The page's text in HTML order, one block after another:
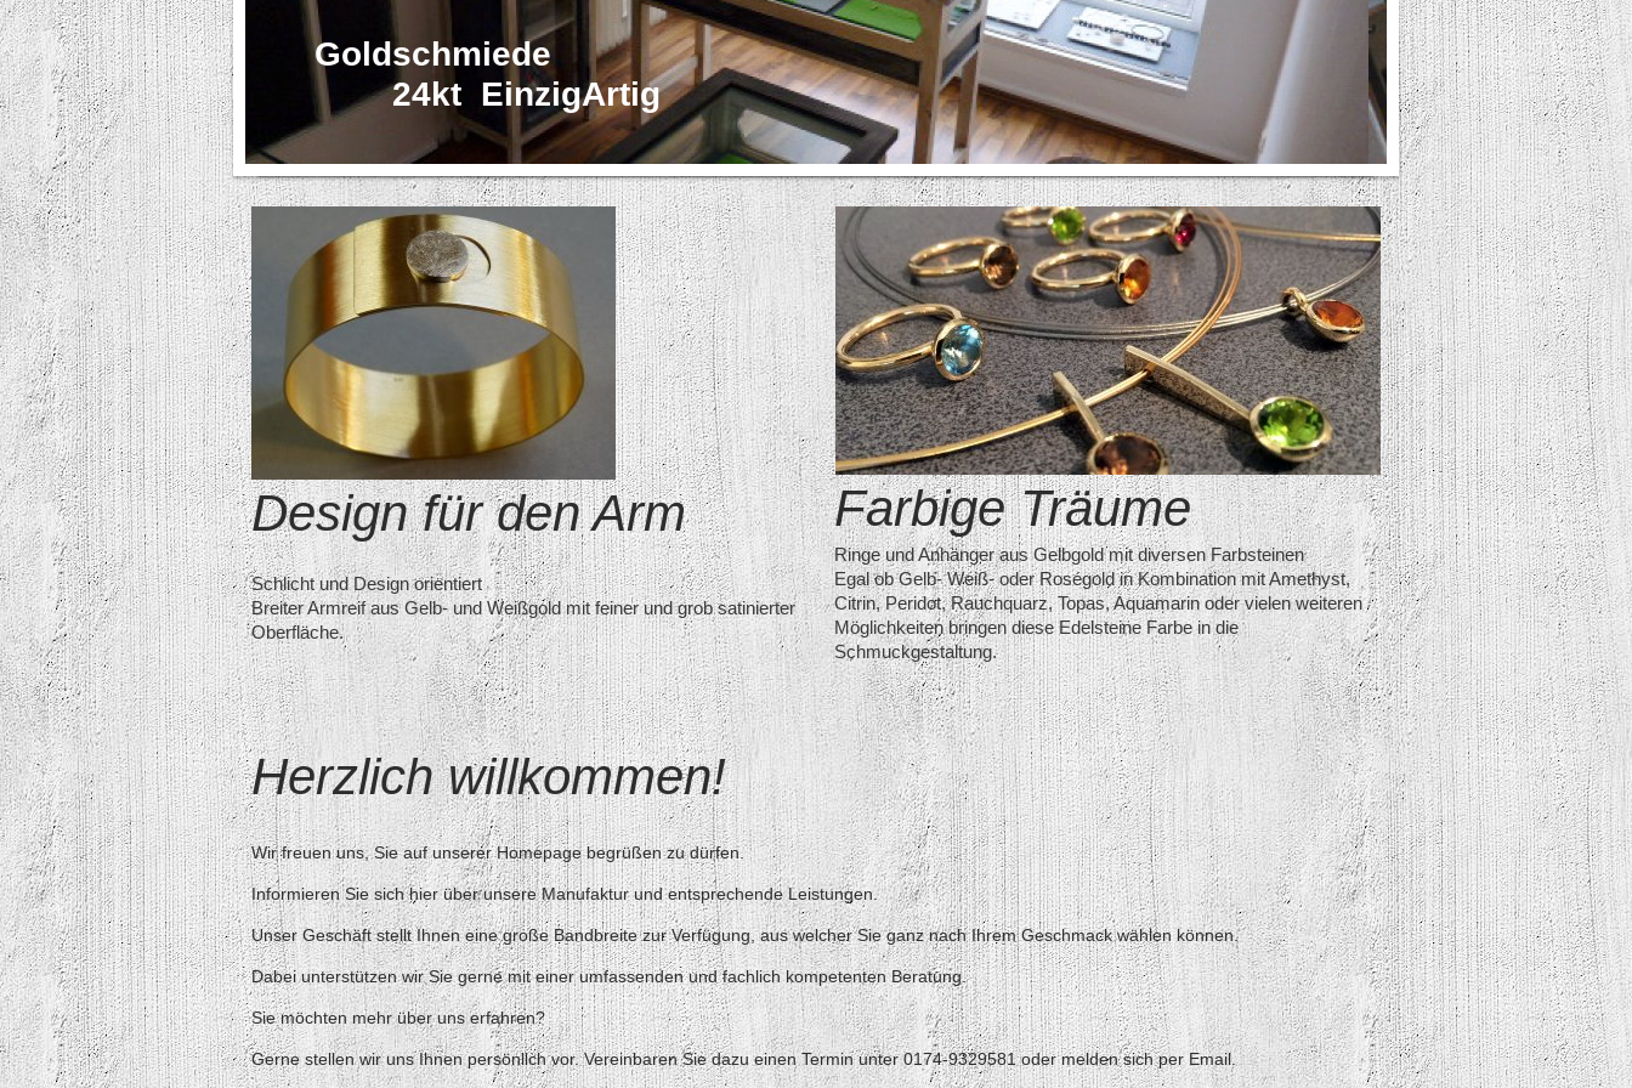
Goldschmiede
24kt EinzigArtig
Design für den Arm
Schlicht und Design orientiert
Breiter Armreif aus Gelb- und Weißgold mit feiner und grob satinierter
Oberfläche.
Farbige Träume
Ringe und Anhänger aus Gelbgold mit diversen Farbsteinen
Egal ob Gelb- Weiß- oder Roségold in Kombination mit Amethyst,
Citrin, Peridot, Rauchquarz, Topas, Aquamarin oder vielen weiteren
Möglichkeiten bringen diese Edelsteine Farbe in die
Schmuckgestaltung.
Herzlich willkommen!
Wir freuen uns, Sie auf unserer Homepage begrüßen zu dürfen.
Informieren Sie sich hier über unsere Manufaktur und entsprechende Leistungen.
Unser Geschäft stellt Ihnen eine große Bandbreite zur Verfügung, aus welcher Sie ganz nach Ihrem Geschmack wählen können.
Dabei unterstützen wir Sie gerne mit einer umfassenden und fachlich kompetenten Beratung.
Sie möchten mehr über uns erfahren?
Gerne stellen wir uns Ihnen persönlich vor. Vereinbaren Sie dazu einen Termin unter 0174-9329581 oder melden sich per Email.